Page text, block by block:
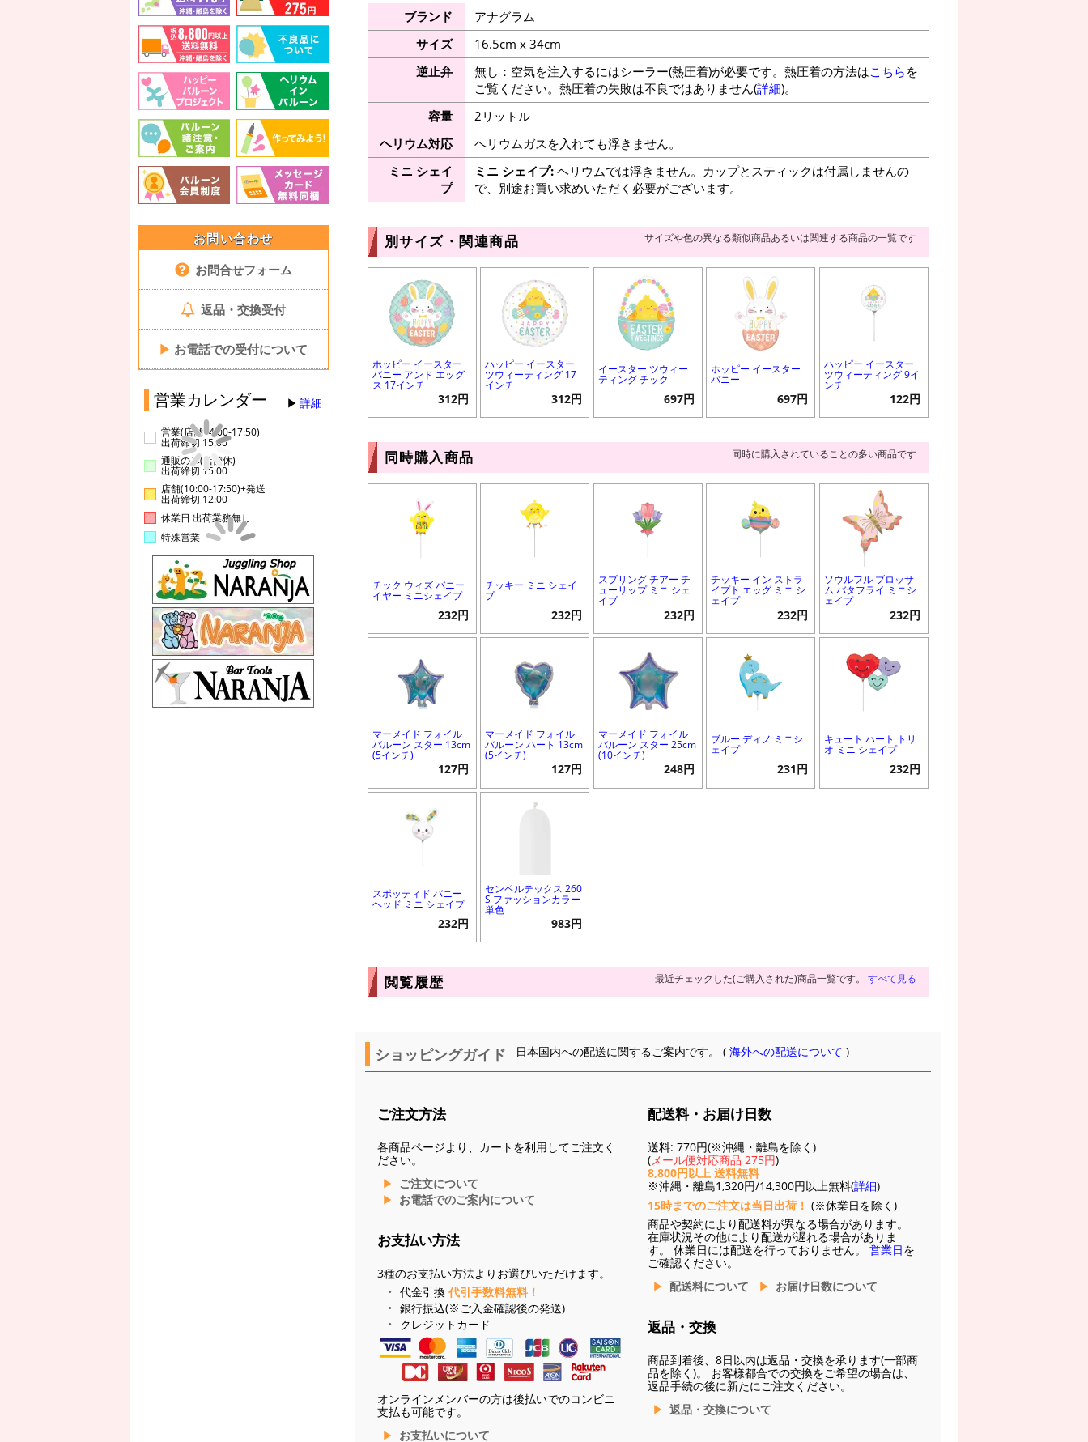
お問い合わせ
お問合せフォーム
返品・交換受付
▶ お電話での受付について
営業カレンダー 詳細
営業(店舗14:00-17:50)
出荷締切 15:00
通販のみ(店舗休)
出荷締切 15:00
店舗(10:00-17:50)+発送
出荷締切 12:00
休業日 出荷業務無し
特殊営業
ブランド
アナグラム
サイズ
16.5cm x 34cm
逆止弁
無し：空気を注入するにはシーラー(熱圧着)が必要です。熱圧着の方法はこちら を
ご覧ください。熱圧着の失敗は不良ではありません(詳細)。
容量
2リットル
ヘリウム対応
ヘリウムガスを入れても浮きません。
ミニ シェイ
プ
ミニ シェイプ:ヘリウムでは浮きません。カップとスティックは付属しませんの
で、別途お買い求めいただく必要がございます。
別サイズ・関連商品 サイズや色の異なる類似商品あるいは関連する商品の一覧です
ホッピー イースター
バニー アンド エッグ
ス 17インチ
312円
ハッピー イースター
ツウィーティング 17
インチ
312円
イースター ツウィー
ティング チック
697円
ホッピー イースター
バニー
697円
ハッピー イースター
ツウィーティング 9イ
ンチ
122円
同時購入商品 同時に購入されていることの多い商品です
チック ウィズ バニー
イヤー ミニシェイプ
232円
チッキー ミニ シェイ
プ
232円
スプリング チアー チ
ューリップ ミニ シェ
イプ
232円
チッキー イン ストラ
イプト エッグ ミニ シ
ェイプ
232円
ソウルフル ブロッサ
ム バタフライ ミニシ
ェイプ
232円
マーメイド フォイル
バルーン スター 13cm
(5インチ)
127円
マーメイド フォイル
バルーン ハート 13cm
(5インチ)
127円
マーメイド フォイル
バルーン スター 25cm
(10インチ)
248円
ブルー ディノ ミニシ
ェイプ
231円
キュート ハート トリ
オ ミニ シェイプ
232円
スポッティド バニー
ヘッド ミニ シェイプ
232円
センペルテックス 260
S ファッションカラー
単色
983円
閲覧履歴 最近チェックした(ご購入された)商品一覧です。 すべて見る
ショッピングガイド 日本国内への配送に関するご案内です。 (海外への配送について )
ご注文方法
各商品ページより、カートを利用してご注文く
ださい。
ご注文について
お電話でのご案内について
お支払い方法
3種のお支払い方法よりお選びいただけます。
代金引換 代引手数料無料！
銀行振込(※ご入金確認後の発送)
クレジットカード
オンラインメンバーの方は後払いでのコンビニ
支払も可能です。
お支払いについて
配送料・お届け日数
送料: 770円(※沖縄・離島を除く)
(メール便対応商品 275円)
8,800円以上 送料無料
※沖縄・離島1,320円/14,300円以上無料(詳細)
15時までのご注文は当日出荷！ (※休業日を除く)
商品や契約により配送料が異なる場合があります。
在庫状況その他により配送が遅れる場合がありま
す。 休業日には配送を行っておりません。 営業日を
ご確認ください。
配送料について
お届け日数について
返品・交換
商品到着後、8日以内は返品・交換を承ります(一部商
品を除く)。 お客様都合での交換をご希望の場合は、
返品手続の後に新たにご注文ください。
返品・交換について